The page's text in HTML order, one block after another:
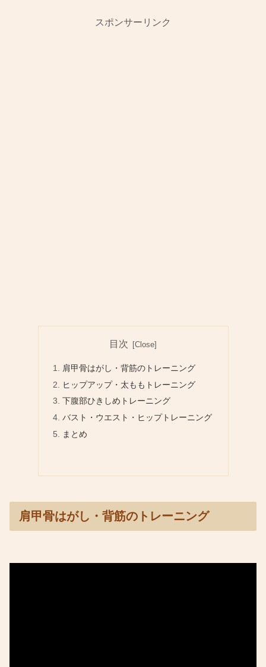
スポンサーリンク
目次
肩甲骨はがし・背筋のトレーニング
ヒップアップ・太ももトレーニング
下腹部ひきしめトレーニング
バスト・ウエスト・ヒップトレーニング
まとめ
肩甲骨はがし・背筋のトレーニング